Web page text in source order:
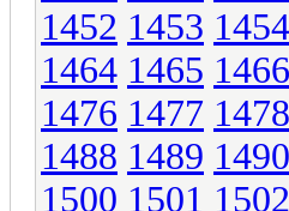
1452 1453 1454
1464 1465 1466
1476 1477 1478
1488 1489 1490
1500 1501 1502